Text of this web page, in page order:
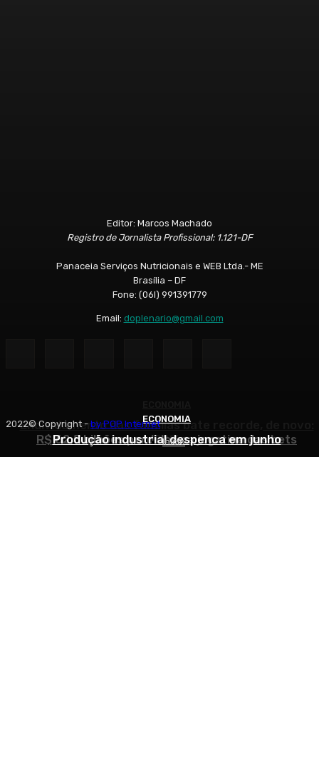
Endividamento das famílias bate recorde, de novo:
82%
ECONOMIA
R$ 62,5 bilhões perdidos na jogatina das bets
ECONOMIA
Produção industrial despenca em junho
Editor: Marcos Machado
Registro de Jornalista Profissional: 1.121-DF
Panaceia Serviços Nutricionais e WEB Ltda.- ME
Brasília – DF
Fone: (06l) 991391779
Email: doplenario@gmail.com
2022© Copyright - by POP Internet
Início